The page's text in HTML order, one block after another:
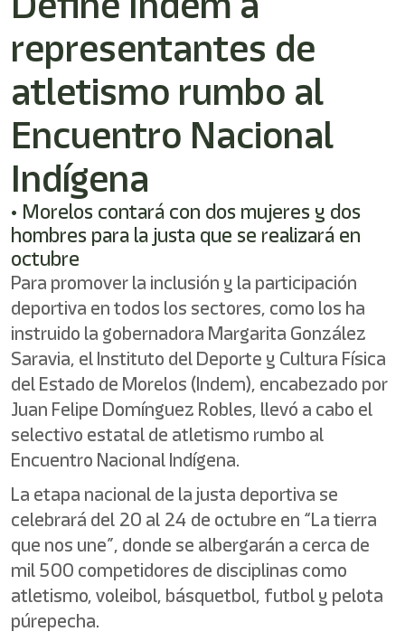
activates
screen
help
you
navigate
and
interact
the
content.
representantes de
atletismo rumbo al
Encuentro Nacional
Indígena
• Morelos contará con dos mujeres y dos
hombres para la justa que se realizará en
octubre
Para promover la inclusión y la participación
deportiva en todos los sectores, como los ha
instruido la gobernadora Margarita González
Saravia, el Instituto del Deporte y Cultura Física
del Estado de Morelos (Indem), encabezado por
Juan Felipe Domínguez Robles, llevó a cabo el
selectivo estatal de atletismo rumbo al
Encuentro Nacional Indígena.
La etapa nacional de la justa deportiva se
celebrará del 20 al 24 de octubre en “La tierra
que nos une”, donde se albergarán a cerca de
mil 500 competidores de disciplinas como
atletismo, voleibol, básquetbol, futbol y pelota
púrepecha.